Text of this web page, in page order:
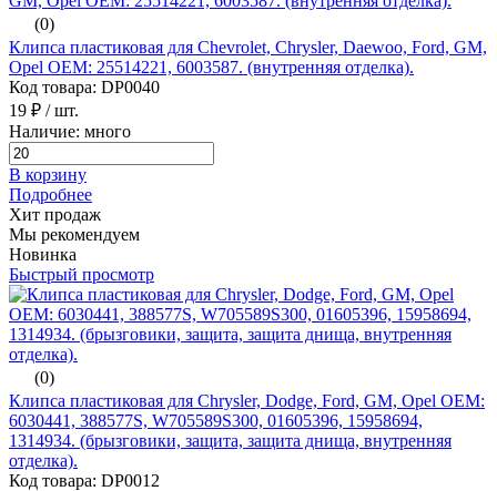
(0)
Клипса пластиковая для Chevrolet, Chrysler, Daewoo, Ford, GM,
Opel ОЕМ: 25514221, 6003587. (внутренняя отделка).
Код товара: DP0040
19 ₽ / шт.
Наличие: много
В корзину
Подробнее
Хит продаж
Мы рекомендуем
Новинка
Быстрый просмотр
(0)
Клипса пластиковая для Chrysler, Dodge, Ford, GM, Opel ОЕМ:
6030441, 388577S, W705589S300, 01605396, 15958694,
1314934. (брызговики, защита, защита днища, внутренняя
отделка).
Код товара: DP0012